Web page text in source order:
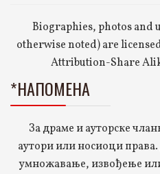
Biographies, photos and
otherwise noted) are
Attribution-Share
*НАПОМЕНА
За драме и ауторске
аутори или носиоци
умножавање, извођење